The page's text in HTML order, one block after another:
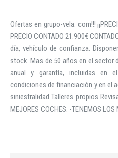
Ofertas en grupo-vela. com!!!
PRECIO CONTADO 21.900€
día, vehículo de confianza.
stock. Mas de 50 años en el sector
anual y garantía, incluidas en
condiciones de financiación y en el
siniestralidad Talleres propios
MEJORES COCHES. -TENEMOS LOS